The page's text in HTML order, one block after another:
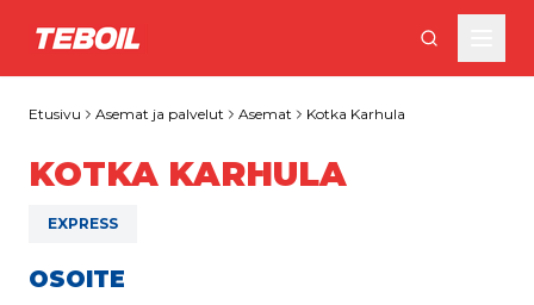
Siirry pääsisältöön
Etusivu Asemat ja palvelut Asemat Kotka Karhula
KOTKA KARHULA
EXPRESS
OSOITE